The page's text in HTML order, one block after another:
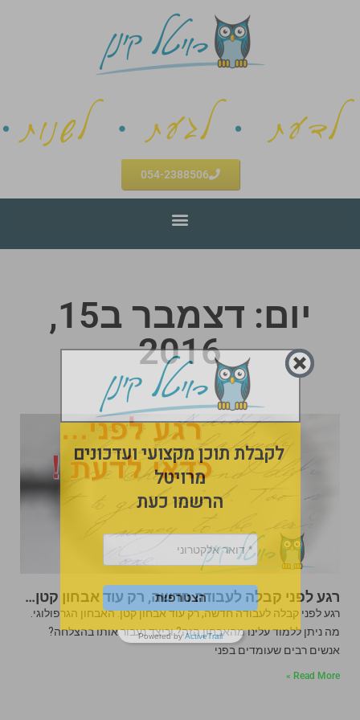
054-2388506
יום: דצמבר ב15,
2016
רגע לפני קבלה לעבודה חדשה, רק עוד אבחון קטן…
רגע לפני קבלה לעבודה חדשה, רק עוד אבחון קטן. האבחון הגרפולוגי.
מה ניתן ללמוד עלינו מהאבחון הזה? וכיצד נעבור אותו בהצלחה?
אנשים רבים שעומדים בפני
Read More »
לקבלת תוכן מקצועי ועדכונים
מרויטל
הרשמו כעת
הצטרפות
Powered byActiveTrail